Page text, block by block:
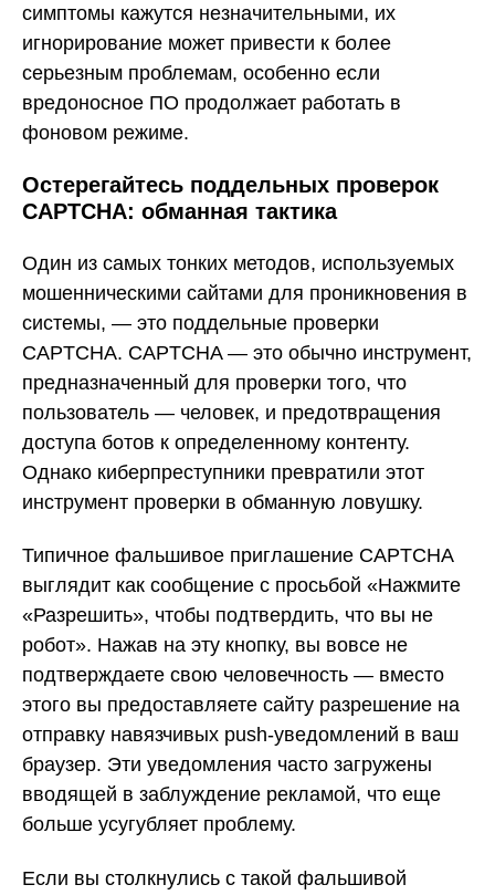
симптомы кажутся незначительными, их
игнорирование может привести к более
серьезным проблемам, особенно если
вредоносное ПО продолжает работать в
фоновом режиме.
Остерегайтесь поддельных проверок
CAPTCHA: обманная тактика
Один из самых тонких методов, используемых
мошенническими сайтами для проникновения в
системы, — это поддельные проверки
CAPTCHA. CAPTCHA — это обычно инструмент,
предназначенный для проверки того, что
пользователь — человек, и предотвращения
доступа ботов к определенному контенту.
Однако киберпреступники превратили этот
инструмент проверки в обманную ловушку.
Типичное фальшивое приглашение CAPTCHA
выглядит как сообщение с просьбой «Нажмите
«Разрешить», чтобы подтвердить, что вы не
робот». Нажав на эту кнопку, вы вовсе не
подтверждаете свою человечность — вместо
этого вы предоставляете сайту разрешение на
отправку навязчивых push-уведомлений в ваш
браузер. Эти уведомления часто загружены
вводящей в заблуждение рекламой, что еще
больше усугубляет проблему.
Если вы столкнулись с такой фальшивой